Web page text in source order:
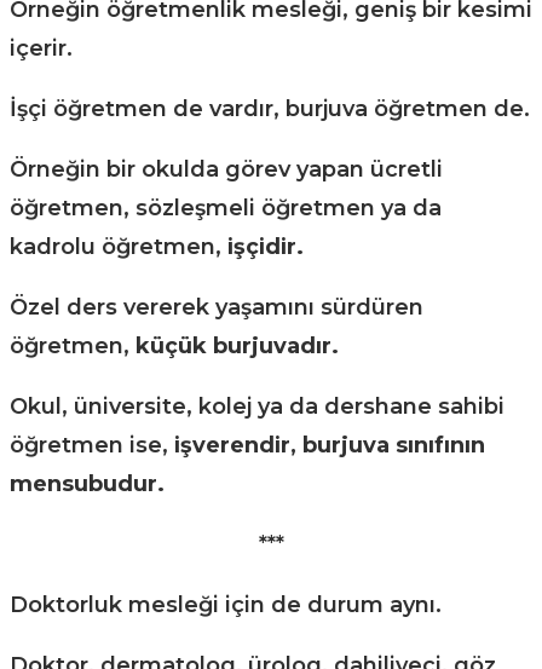
Örneğin öğretmenlik mesleği, geniş bir kesimi
içerir.
İşçi öğretmen de vardır, burjuva öğretmen de.
Örneğin bir okulda görev yapan ücretli
öğretmen, sözleşmeli öğretmen ya da
kadrolu öğretmen, işçidir.
Özel ders vererek yaşamını sürdüren
öğretmen, küçük burjuvadır.
Okul, üniversite, kolej ya da dershane sahibi
öğretmen ise, işverendir, burjuva sınıfının
mensubudur.
***
Doktorluk mesleği için de durum aynı.